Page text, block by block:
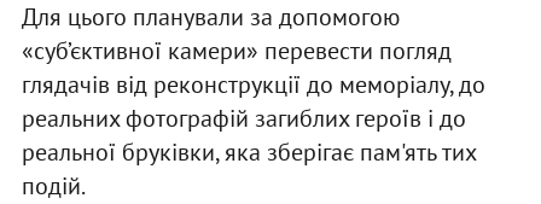
Для цього планували за допомогою
«суб’єктивної камери» перевести погляд
глядачів від реконструкції до меморіалу, до
реальних фотографій загиблих героїв і до
реальної бруківки, яка зберігає пам'ять тих
подій.